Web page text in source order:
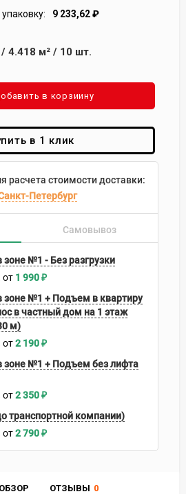
ОБЗОР ОТЗЫВЫ 0
9 233,62₽
/ 4.418 м²/ 10 шт.
в корзиину
в 1 клик
расчета стоимости доставки:
Петербург
Самовывоз
№1 - Без разгрузки
1 990₽
зоне №1 + Подъем в квартиру
в частный дом на 1 этаж
м)
2 190₽
зоне №1 + Подъем без лифта
2 350₽
транспортной компании)
2 790₽